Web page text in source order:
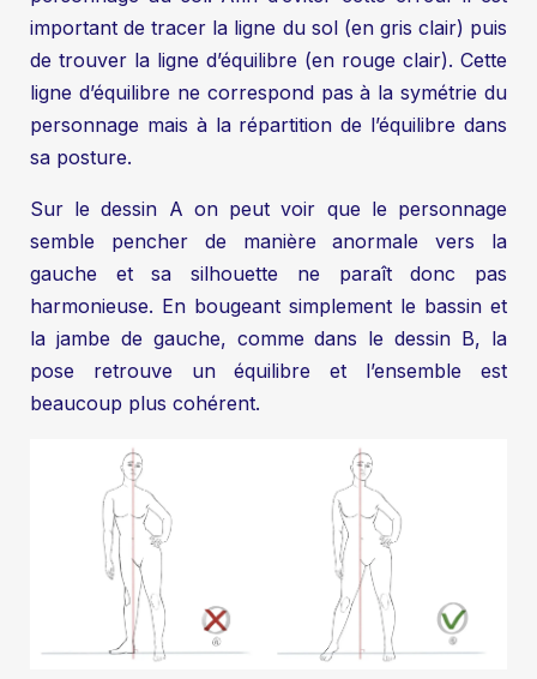
important de tracer la ligne du sol (en gris clair) puis
de trouver la ligne d’équilibre (en rouge clair). Cette
ligne d’équilibre ne correspond pas à la symétrie du
personnage mais à la répartition de l’équilibre dans
sa posture.
Sur le dessin A on peut voir que le personnage
semble pencher de manière anormale vers la
gauche et sa silhouette ne paraît donc pas
harmonieuse. En bougeant simplement le bassin et
la jambe de gauche, comme dans le dessin B, la
pose retrouve un équilibre et l’ensemble est
beaucoup plus cohérent.